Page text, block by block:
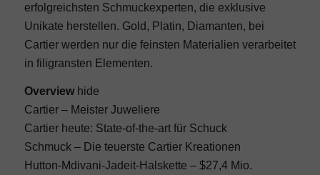
erfolgreichsten Schmuckexperten, die exklusive
Unikate herstellen. Gold, Platin, Diamanten, bei
Cartier werden nur die feinsten Materialien verarbeitet
in filigransten Elementen.
Overview hide
Cartier – Meister Juweliere
Cartier heute: State-of-the-art für Schuck
Schmuck – Die teuerste Cartier Kreationen
Hutton-Mdivani-Jadeit-Halskette – $27,4 Mio.